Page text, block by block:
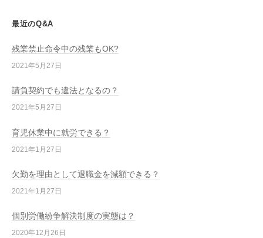
最近のQ&A
残業禁止命令中の残業もOK?
2021年5月27日
請負契約でも違法となるの？
2021年5月27日
育児休業中に就労できる？
2021年1月27日
欠勤を理由として退職金を減額できる？
2021年1月27日
個別労働紛争解決制度の実態は？
2020年12月26日